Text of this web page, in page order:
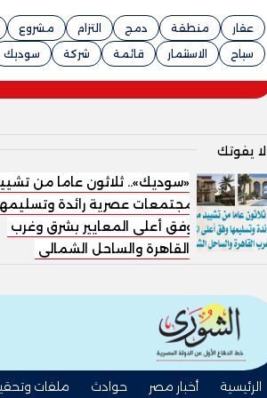
عقار منطقة دمج التزام مشروع
سياح
الاستثمار قائمة شركة سوديك
لا يفوتك
«سوديك».. ثلاثون عاما من
مجتمعات عصرية رائدة
وفق أعلى المعايير بشرق وغرب
القاهرة والساحل الشمالى
الرئيسية أخبار مصر حوادث ملفات